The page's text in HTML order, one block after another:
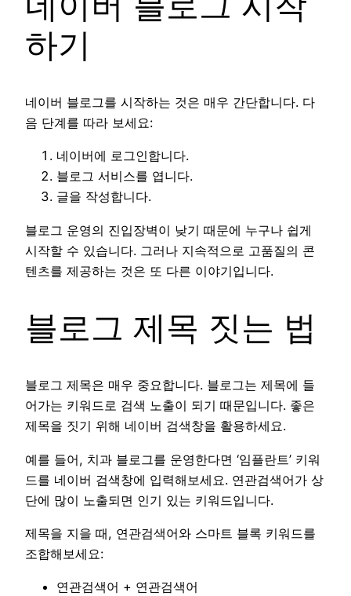
하기
네이버 블로그를 시작하는 것은 매우 간단합니다. 다
음 단계를 따라 보세요:
네이버에 로그인합니다.
블로그 서비스를 엽니다.
글을 작성합니다.
블로그 운영의 진입장벽이 낮기 때문에 누구나 쉽게
시작할 수 있습니다. 그러나 지속적으로 고품질의 콘
텐츠를 제공하는 것은 또 다른 이야기입니다.
블로그 제목 짓는 법
블로그 제목은 매우 중요합니다. 블로그는 제목에 들
어가는 키워드로 검색 노출이 되기 때문입니다. 좋은
제목을 짓기 위해 네이버 검색창을 활용하세요.
예를 들어, 치과 블로그를 운영한다면 ‘임플란트’ 키워
드를 네이버 검색창에 입력해보세요. 연관검색어가 상
단에 많이 노출되면 인기 있는 키워드입니다.
제목을 지을 때, 연관검색어와 스마트 블록 키워드를
조합해보세요:
연관검색어 + 연관검색어